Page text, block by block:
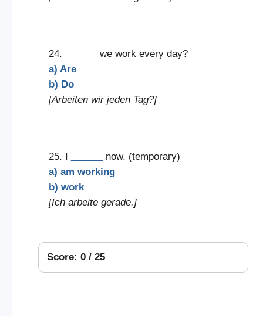
24.
we work every day?
a) Are
b) Do
[Arbeiten wir jeden Tag?]
25. I
now. (temporary)
a) am working
b) work
[Ich arbeite gerade.]
Score: 0 / 25